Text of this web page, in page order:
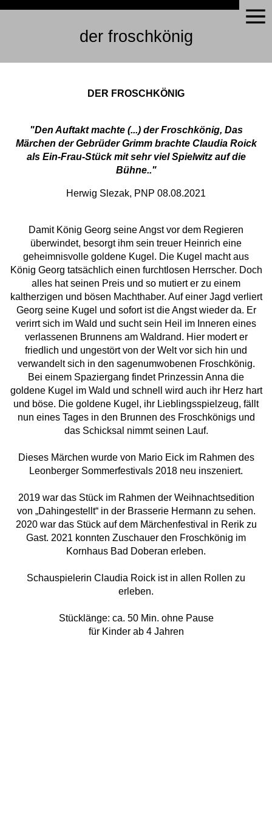
der froschkönig
DER FROSCHKÖNIG
"Den Auftakt machte (...) der Froschkönig, Das
Märchen der Gebrüder Grimm brachte Claudia Roick
als Ein-Frau-Stück mit sehr viel Spielwitz auf die
Bühne.."
Herwig Slezak, PNP 08.08.2021
Damit König Georg seine Angst vor dem Regieren
überwindet, besorgt ihm sein treuer Heinrich eine
geheimnisvolle goldene Kugel. Die Kugel macht aus
König Georg tatsächlich einen furchtlosen Herrscher. Doch
alles hat seinen Preis und so mutiert er zu einem
kaltherzigen und bösen Machthaber. Auf einer Jagd verliert
Georg seine Kugel und sofort ist die Angst wieder da. Er
verirrt sich im Wald und sucht sein Heil im Inneren eines
verlassenen Brunnens am Waldrand. Hier modert er
friedlich und ungestört von der Welt vor sich hin und
verwandelt sich in den sagenumwobenen Froschkönig.
Bei einem Spaziergang findet Prinzessin Anna die
goldene Kugel im Wald und schnell wird auch ihr Herz hart
und böse. Die goldene Kugel, ihr Lieblingsspielzeug, fällt
nun eines Tages in den Brunnen des Froschkönigs und
das Schicksal nimmt seinen Lauf.
Dieses Märchen wurde von Mario Eick im Rahmen des
Leonberger Sommerfestivals 2018 neu inszeniert.
2019 war das Stück im Rahmen der Weihnachtsedition
von „Dahingestellt“ in der Brasserie Hermann zu sehen.
2020 war das Stück auf dem Märchenfestival in Rerik zu
Gast. 2021 konnten Zuschauer den Froschkönig im
Kornhaus Bad Doberan erleben.
Schauspielerin Claudia Roick ist in allen Rollen zu
erleben.
Stücklänge: ca. 50 Min. ohne Pause
für Kinder ab 4 Jahren